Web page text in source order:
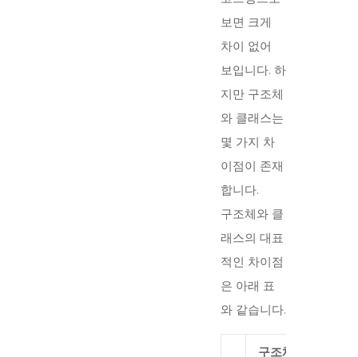
보면 크게
차이 없어
보입니다. 하
지만 구조체
와 클래스는
몇 가지 차
이점이 존재
합니다.
구조체와 클
래스의 대표
적인 차이점
은 아래 표
와 같습니다.
구조체